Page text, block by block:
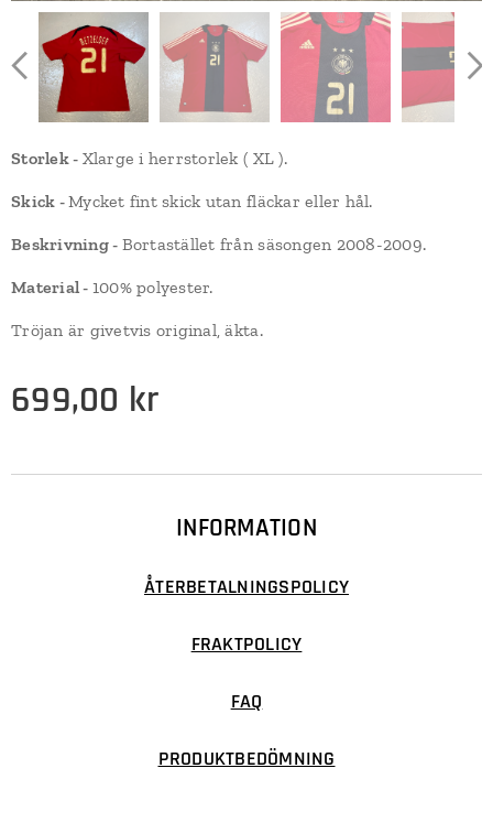
Storlek - Xlarge i herrstorlek ( XL ).
Skick -Mycket fint skick utan fläckar eller hål.
Beskrivning - Bortastället från säsongen 2008-2009.
Material - 100% polyester.
Tröjan är givetvis original, äkta.
699,00 kr
INFORMATION
ÅTERBETALNINGSPOLICY
FRAKTPOLICY
FAQ
PRODUKTBEDÖMNING